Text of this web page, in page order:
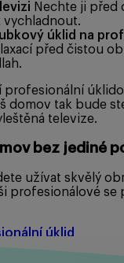
Nechte ji před
vychladnout.
úklid na
před čistou
profesionální
domov tak bude
televize.
bez jediné
užívat skvělý
profesionálové se
úklid